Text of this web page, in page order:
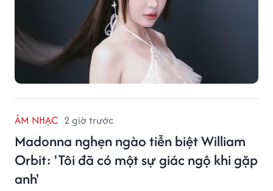
ÂM NHẠC 2 giờ trước
Madonna nghẹn ngào tiễn biệt William
Orbit: 'Tôi đã có một sự giác ngộ khi gặp
anh'